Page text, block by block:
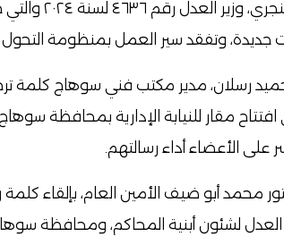
بقرار المستشار
جديدة، وتفقد سير العمل بمنظومة التحول
رسلان، مدير مكتب فني سوهاج كلمة
مقار للنيابة الإدارية بمحافظة
على الأعضاء أداء رسالتهم.
محمد أبو ضيف الأمين العام، بإلقاء
لشئون أبنية المحاكم، ومحافظة سوهاج،